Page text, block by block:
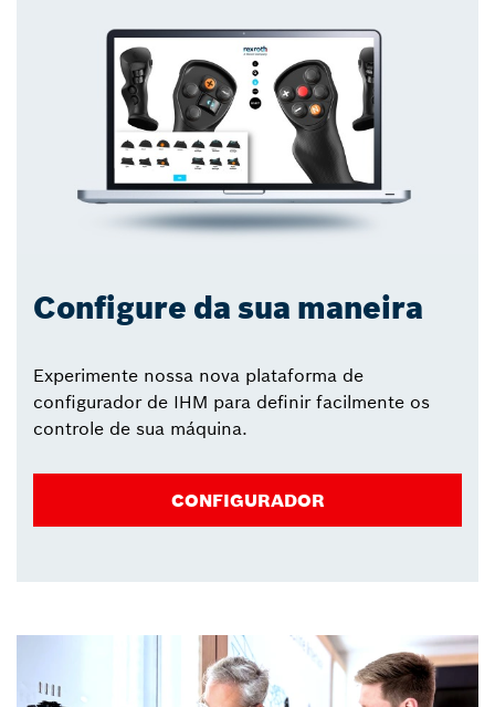
Configure da sua maneira
Experimente nossa nova plataforma de
configurador de IHM para definir facilmente os
controle de sua máquina.
CONFIGURADOR